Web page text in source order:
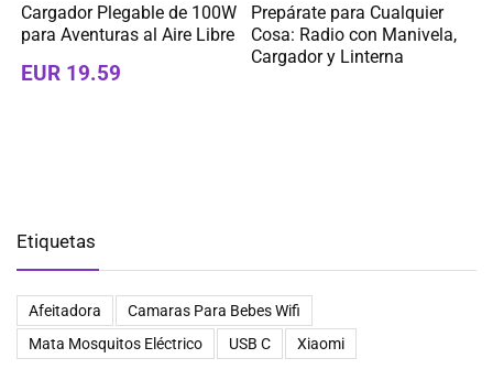
Cargador Plegable de 100W
para Aventuras al Aire Libre
EUR 19.59
Prepárate para Cualquier
Cosa: Radio con Manivela,
Cargador y Linterna
Etiquetas
Afeitadora
Camaras Para Bebes Wifi
Mata Mosquitos Eléctrico
USB C Xiaomi